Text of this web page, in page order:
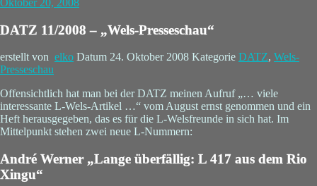
Oktober 20, 2008
DATZ 11/2008 – „Wels-Presseschau“
erstellt von elko Datum 24. Oktober 2008 Kategorie DATZ, Wels-
Presseschau
Offensichtlich hat man bei der DATZ meinen Aufruf „… viele
interessante L-Wels-Artikel …“ vom August ernst genommen und ein
Heft herausgegeben, das es für die L-Welsfreunde in sich hat. Im
Mittelpunkt stehen zwei neue L-Nummern:
André Werner „Lange überfällig: L 417 aus dem Rio
Xingu“